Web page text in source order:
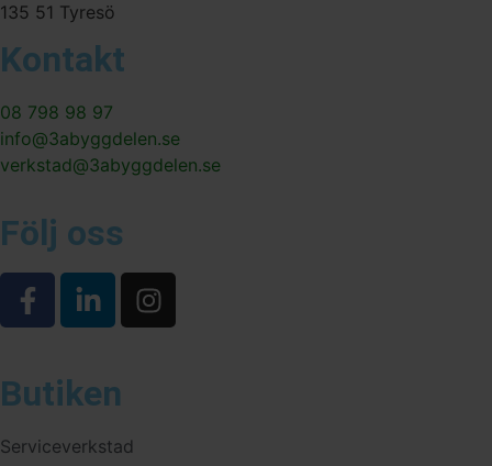
135 51 Tyresö
Kontakt
08 798 98 97
info@3abyggdelen.se
verkstad@3abyggdelen.se
Följ oss
Butiken
Serviceverkstad